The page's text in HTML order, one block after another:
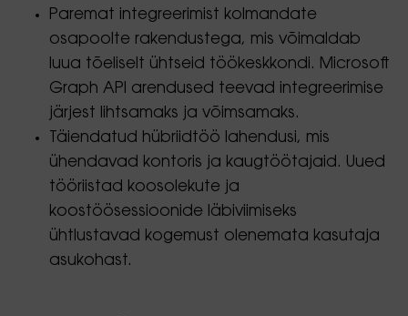
Paremat integreerimist kolmandate
osapoolte rakendustega, mis võimaldab
luua tõeliselt ühtseid töökeskkondi. Microsoft
Graph API arendused teevad integreerimise
järjest lihtsamaks ja võimsamaks.
Täiendatud hübriidtöö lahendusi, mis
ühendavad kontoris ja kaugtöötajaid. Uued
tööriistad koosolekute ja
koostöösessioonide läbiviimiseks
ühtlustavad kogemust olenemata kasutaja
asukohast.